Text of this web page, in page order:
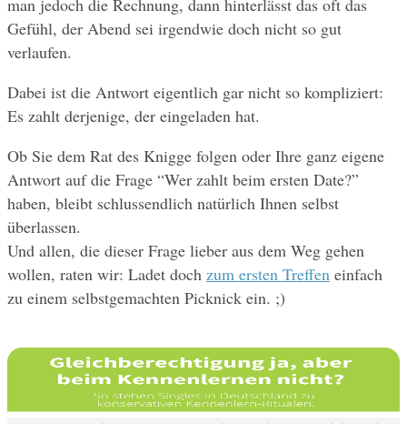
Gefühl, der Abend sei irgendwie doch nicht so gut
verlaufen.
Dabei ist die Antwort eigentlich gar nicht so kompliziert:
Es zahlt derjenige, der eingeladen hat.
Ob Sie dem Rat des Knigge folgen oder Ihre ganz eigene
Antwort auf die Frage “Wer zahlt beim ersten Date?”
haben, bleibt schlussendlich natürlich Ihnen selbst
überlassen.
Und allen, die dieser Frage lieber aus dem Weg gehen
wollen, raten wir: Ladet doch zum ersten Treffen einfach
zu einem selbstgemachten Picknick ein. ;)